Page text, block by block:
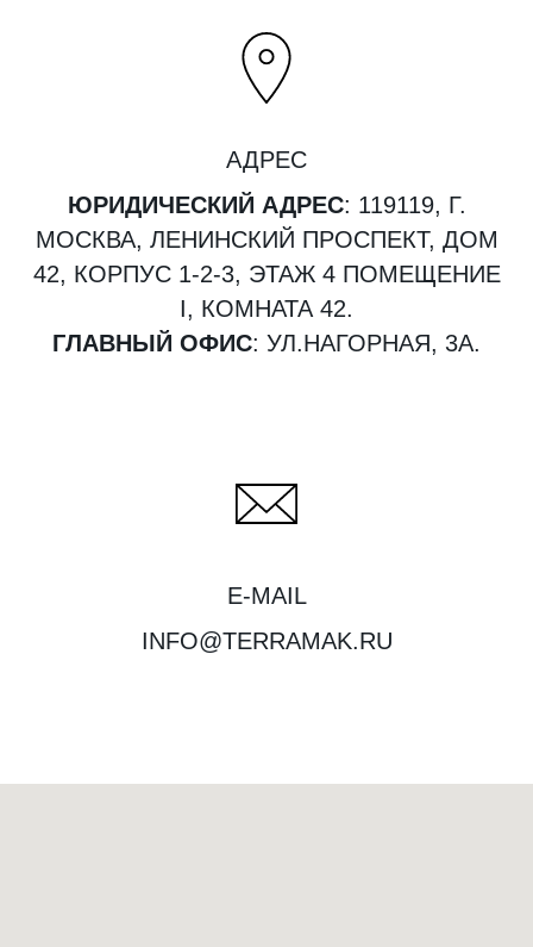
АДРЕС
ЮРИДИЧЕСКИЙ АДРЕС: 119119, Г.
МОСКВА, ЛЕНИНСКИЙ ПРОСПЕКТ, ДОМ
42, КОРПУС 1-2-3, ЭТАЖ 4 ПОМЕЩЕНИЕ
I, КОМНАТА 42.
ГЛАВНЫЙ ОФИС: УЛ.НАГОРНАЯ, 3А.
E-MAIL
INFO@TERRAMAK.RU